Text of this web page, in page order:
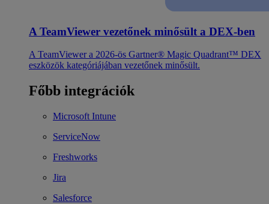
A TeamViewer vezetőnek minősült a DEX-ben
A TeamViewer a 2026-ös Gartner® Magic Quadrant™ DEX
eszközök kategóriájában vezetőnek minősült.
Főbb integrációk
Microsoft Intune
ServiceNow
Freshworks
Jira
Salesforce